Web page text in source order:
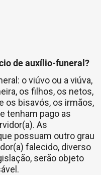
de auxílio-funeral?
o viúvo ou a viúva,
os filhos, os netos,
os bisavós, os irmãos,
tenham pago as
As
possuam outro grau
falecido, diverso
serão objeto